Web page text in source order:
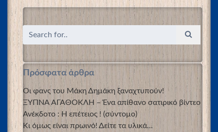
Πρόσφατα άρθρα
Οι φανς του Μάκη Δημάκη ξαναχτυπούν!
ΞΥΠΝΑ ΑΓΑΘΟΚΛΗ – Ένα απίθανο σατιρικό βίντεο
Ανέκδοτο : Η επέτειος ! (σύντομο)
Κι όμως είναι πρωινό! Δείτε τα υλικά…